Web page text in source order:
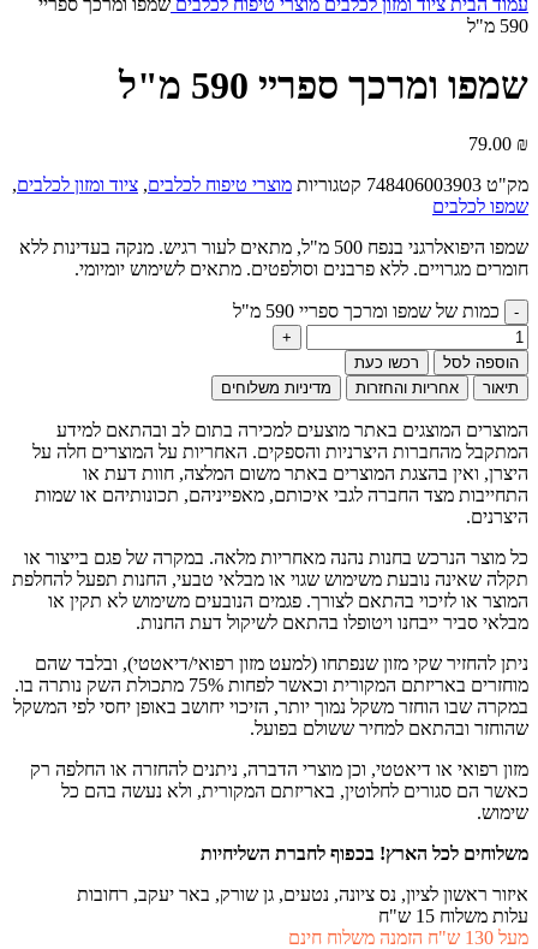
עמוד הבית ציוד ומזון לכלבים מוצרי טיפוח לכלבים שמפו ומרכך ספריי
590 מ"ל
שמפו ומרכך ספריי 590 מ"ל
79.00 ₪
מק"ט 748406003903 קטגוריות מוצרי טיפוח לכלבים, ציוד ומזון לכלבים,
שמפו לכלבים
שמפו היפואלרגני בנפח 500 מ"ל, מתאים לעור רגיש. מנקה בעדינות ללא
חומרים מגרויים. ללא פרבנים וסולפטים. מתאים לשימוש יומיומי.
כמות של שמפו ומרכך ספריי 590 מ"ל
הוספה לסל
רכשו כעת
תיאור
אחריות והחזרות מדיניות משלוחים
המוצרים המוצגים באתר מוצעים למכירה בתום לב ובהתאם למידע
המתקבל מהחברות היצרניות והספקים. האחריות על המוצרים חלה על
היצרן, ואין בהצגת המוצרים באתר משום המלצה, חוות דעת או
התחייבות מצד החברה לגבי איכותם, מאפייניהם, תכונותיהם או שמות
היצרנים.
כל מוצר הנרכש בחנות נהנה מאחריות מלאה. במקרה של פגם בייצור או
תקלה שאינה נובעת משימוש שגוי או מבלאי טבעי, החנות תפעל להחלפת
המוצר או לזיכוי בהתאם לצורך. פגמים הנובעים משימוש לא תקין או
מבלאי סביר ייבחנו ויטופלו בהתאם לשיקול דעת החנות.
ניתן להחזיר שקי מזון שנפתחו (למעט מזון רפואי/דיאטטי), ובלבד שהם
מוחזרים באריזתם המקורית וכאשר לפחות 75% מתכולת השק נותרה בו.
במקרה שבו הוחזר משקל נמוך יותר, הזיכוי יחושב באופן יחסי לפי המשקל
שהוחזר ובהתאם למחיר ששולם בפועל.
מזון רפואי או דיאטטי, וכן מוצרי הדברה, ניתנים להחזרה או החלפה רק
כאשר הם סגורים לחלוטין, באריזתם המקורית, ולא נעשה בהם כל
שימוש.
משלוחים לכל הארץ! בכפוף לחברת השליחיות
איזור ראשון לציון, נס ציונה, נטעים, גן שורק, באר יעקב, רחובות
עלות משלוח 15 ש"ח
מעל 130 ש"ח הזמנה משלוח חינם